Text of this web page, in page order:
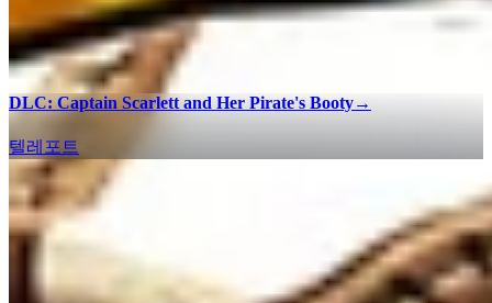
DLC: Captain Scarlett and Her Pirate's Booty→
텔레포트